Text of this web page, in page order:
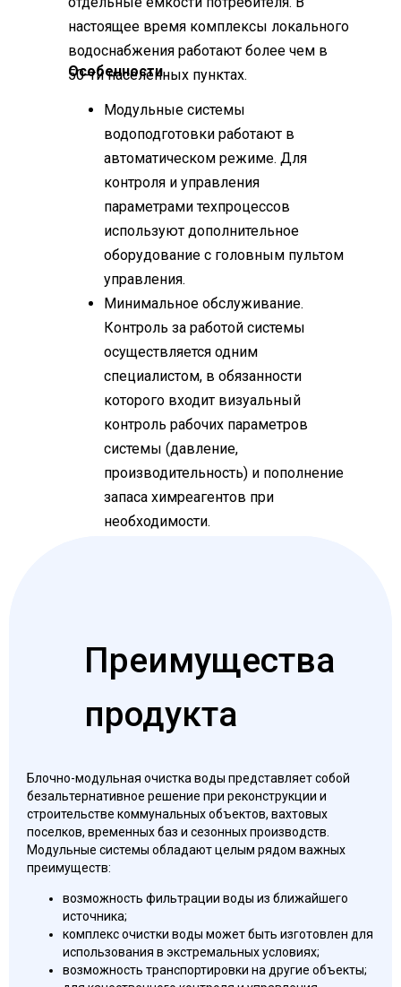
настоящее время комплексы локального
водоснабжения работают более чем в
50-ти населенных пунктах.
Особенности
Модульные системы
водоподготовки работают в
автоматическом режиме. Для
контроля и управления
параметрами техпроцессов
используют дополнительное
оборудование с головным пультом
управления.
Минимальное обслуживание.
Контроль за работой системы
осуществляется одним
специалистом, в обязанности
которого входит визуальный
контроль рабочих параметров
системы (давление,
производительность) и пополнение
запаса химреагентов при
необходимости.
Преимущества
продукта
Блочно-модульная очистка воды представляет собой
безальтернативное решение при реконструкции и
строительстве коммунальных объектов, вахтовых
поселков, временных баз и сезонных производств.
Модульные системы обладают целым рядом важных
преимуществ:
возможность фильтрации воды из ближайшего
источника;
комплекс очистки воды может быть изготовлен для
использования в экстремальных условиях;
возможность транспортировки на другие объекты;